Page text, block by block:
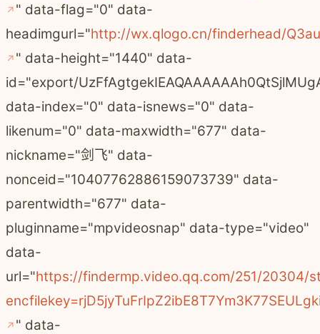
" data-flag="0" data-
headimgurl="http://wx.qlogo.cn/finderhead/
" data-height="1440" data-
id="export/
data-index="0" data-isnews="0" data-
likenum="0" data-maxwidth="677" data-
nickname="剑飞" data-
nonceid="10407762886159073739" data-
parentwidth="677" data-
pluginname="mpvideosnap" data-type="video"
data-
url="https://findermp.video.qq.com/251/20304/
" data-